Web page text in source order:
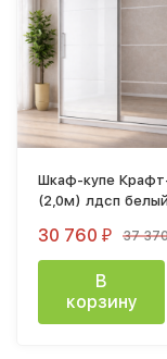
Шкаф-купе
(2,0м) лдсп белый
30 760 ₽ 37
В
корзину